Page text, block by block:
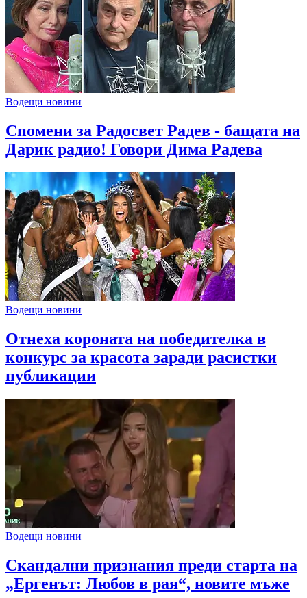
Водещи новини
Спомени за Радосвет Радев - бащата на
Дарик радио! Говори Дима Радева
Водещи новини
Отнеха короната на победителка в
конкурс за красота заради расистки
публикации
Водещи новини
Скандални признания преди старта на
„Ергенът: Любов в рая“, новите мъже